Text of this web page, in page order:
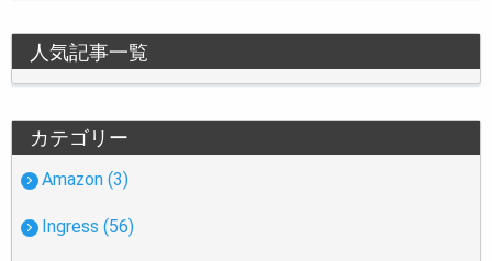
人気記事一覧
カテゴリー
Amazon (3)
Ingress (56)